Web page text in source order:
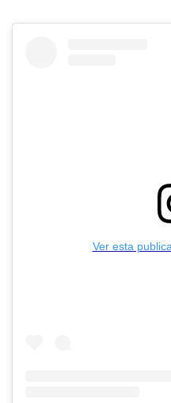
Ver esta